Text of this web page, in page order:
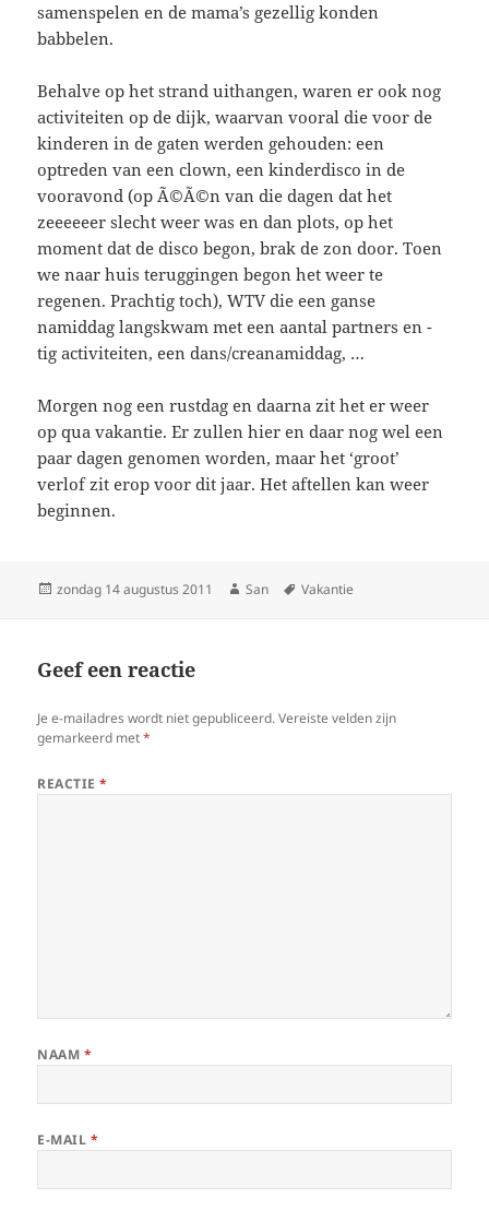
samenspelen en de mama’s gezellig konden
babbelen.
Behalve op het strand uithangen, waren er ook nog
activiteiten op de dijk, waarvan vooral die voor de
kinderen in de gaten werden gehouden: een
optreden van een clown, een kinderdisco in de
vooravond (op Ã©Ã©n van die dagen dat het
zeeeeeer slecht weer was en dan plots, op het
moment dat de disco begon, brak de zon door. Toen
we naar huis teruggingen begon het weer te
regenen. Prachtig toch), WTV die een ganse
namiddag langskwam met een aantal partners en -
tig activiteiten, een dans/creanamiddag, …
Morgen nog een rustdag en daarna zit het er weer
op qua vakantie. Er zullen hier en daar nog wel een
paar dagen genomen worden, maar het ‘groot’
verlof zit erop voor dit jaar. Het aftellen kan weer
beginnen.
Geplaatst
zondag 14 augustus 2011 Auteur
San Tags
Vakantie
Geef een reactie
Je e-mailadres wordt niet gepubliceerd. Vereiste velden zijn
gemarkeerd met*
REACTIE*
NAAM *
E-MAIL *